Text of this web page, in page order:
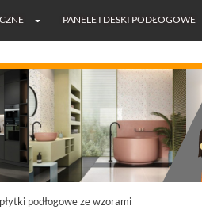
PANELE I DESKI PODŁOGOWE
podłogowe ze wzorami